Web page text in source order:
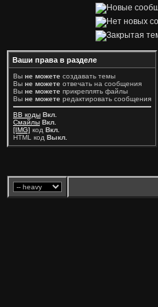
Ваши права в разделе
Вы не можете создавать темы
Вы не можете отвечать на сообщения
Вы не можете прикреплять файлы
Вы не можете редактировать сообщения
BB коды Вкл.
Смайлы Вкл.
[IMG] код Вкл.
HTML код Выкл.